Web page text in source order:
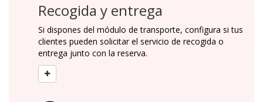
Recogida y entrega
Si dispones del módulo de transporte, configura si tus
clientes pueden solicitar el servicio de recogida o
entrega junto con la reserva.